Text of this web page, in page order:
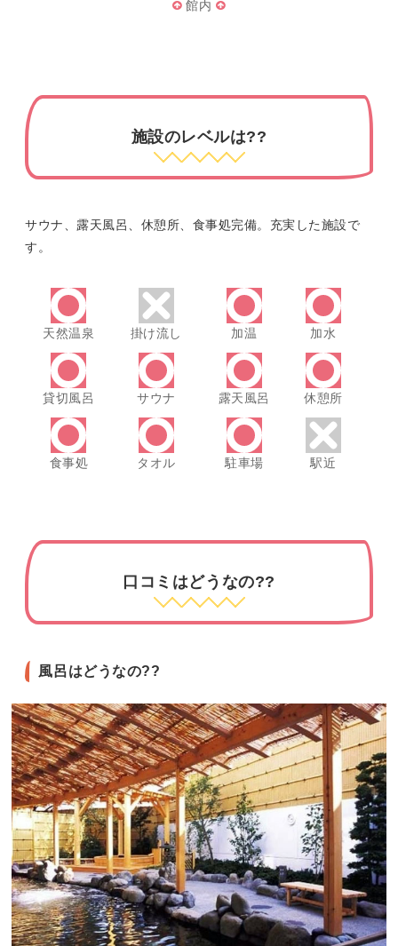
館内
施設のレベルは??
サウナ、露天風呂、休憩所、食事処完備。充実した施設で
す。
天然温泉 掛け流し 加温 加水
貸切風呂 サウナ 露天風呂 休憩所
食事処 タオル 駐車場 駅近
口コミはどうなの??
風呂はどうなの??